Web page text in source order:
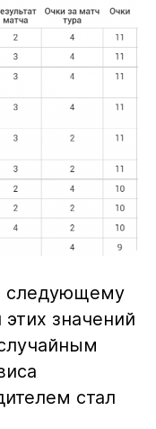
следующему
значений
стал